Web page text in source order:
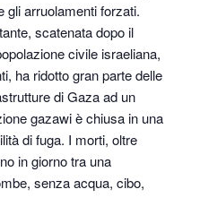
gli arruolamenti forzati.
scatenata dopo il
civile israeliana,
ha ridotto gran parte delle
di Gaza ad un
gazawi è chiusa in una
di fuga. I morti, oltre
in giorno tra una
senza acqua, cibo,